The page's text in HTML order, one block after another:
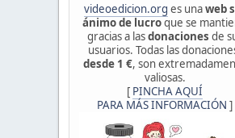
videoedicion.org es unaweb
ánimo de lucroque se
gracias a lasdonaciones de
usuarios. Todas las
desde 1 €, son
valiosas.
[ PINCHA AQUÍ
PARA MÁS INFORMACIÓN ]